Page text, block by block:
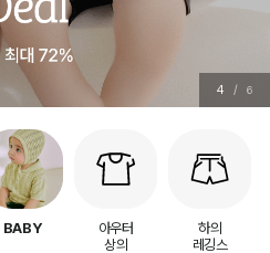
5 / 6
BABY
아우터
상의
하의
레깅스